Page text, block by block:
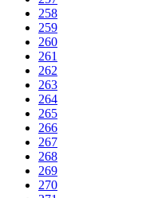
258
259
260
261
262
263
264
265
266
267
268
269
270